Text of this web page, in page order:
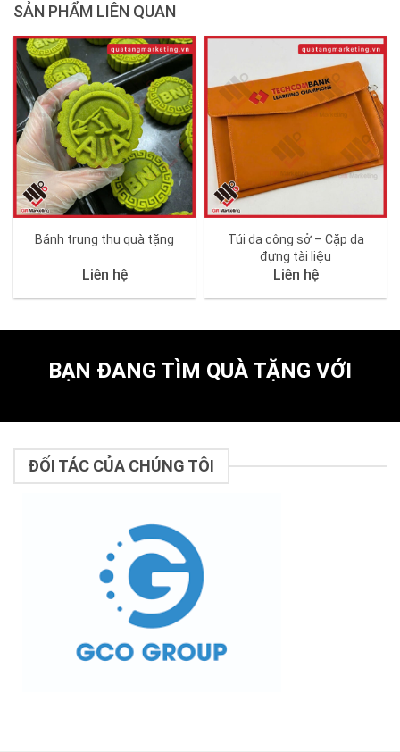
SẢN PHẨM LIÊN QUAN
Bánh trung thu quà tặng
Liên hệ
Túi da công sở – Cặp da
đựng tài liệu
Liên hệ
BẠN ĐANG TÌM QUÀ TẶNG VỚI
ĐỐI TÁC CỦA CHÚNG TÔI